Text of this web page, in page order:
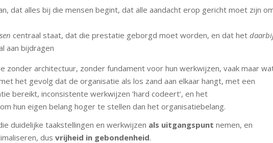
dat alles bij die mensen begint, dat alle aandacht erop gericht moet zijn
centraal staat, dat die prestatie geborgd moet worden, en dat het
aan bijdragen
zonder architectuur, zonder fundament voor hun werkwijzen, vaak maar
het gevolg dat de organisatie als los zand aan elkaar hangt, met een
bereikt, inconsistente werkwijzen ‘hard codeert’, en het
hun eigen belang hoger te stellen dan het organisatiebelang.
duidelijke taakstellingen en werkwijzen als uitgangspunt nemen, en
dus vrijheid in gebondenheid.